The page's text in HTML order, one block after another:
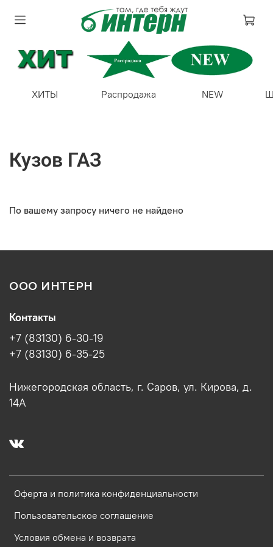
ХИТЫ Распродажа NEW
Кузов ГАЗ
По вашему запросу ничего не найдено
ООО ИНТЕРН
Оферта и политика конфиденциальности
Пользовательское соглашение
Условия обмена и возврата
Контакты
+7 (83130) 6-30-19
+7 (83130) 6-35-25
Нижегородская область, г. Саров, ул. Кирова, д.
14А